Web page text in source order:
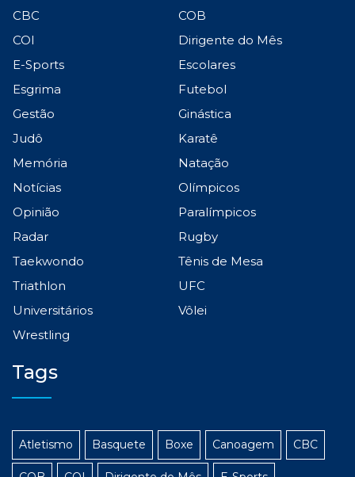
CBC
COB
COI
Dirigente do Mês
E-Sports
Escolares
Esgrima
Futebol
Gestão
Ginástica
Judô
Karatê
Memória
Natação
Notícias
Olímpicos
Opinião
Paralímpicos
Radar
Rugby
Taekwondo
Tênis de Mesa
Triathlon
UFC
Universitários
Vôlei
Wrestling
Tags
Atletismo Basquete Boxe Canoagem CBC